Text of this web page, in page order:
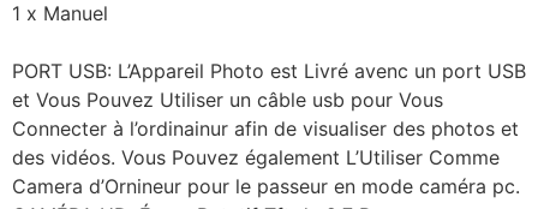
1 x Manuel
PORT USB: L’Appareil Photo est Livré avenc un port USB
et Vous Pouvez Utiliser un câble usb pour Vous
Connecter à l’ordinainur afin de visualiser des photos et
des vidéos. Vous Pouvez également L’Utiliser Comme
Camera d’Ornineur pour le passeur en mode caméra pc.